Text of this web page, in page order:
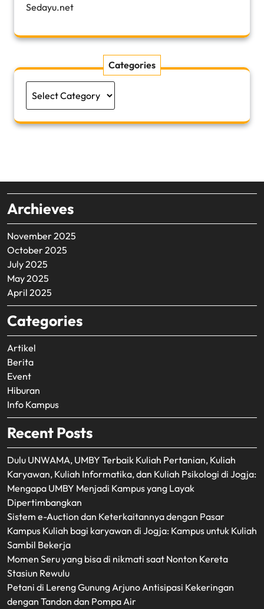
Sedayu.net
Categories
Archieves
November 2025
October 2025
July 2025
May 2025
April 2025
Categories
Artikel
Berita
Event
Hiburan
Info Kampus
Recent Posts
Dulu UNWAMA, UMBY Terbaik Kuliah Pertanian, Kuliah
Karyawan, Kuliah Informatika, dan Kuliah Psikologi di Jogja:
Mengapa UMBY Menjadi Kampus yang Layak
Dipertimbangkan
Sistem e-Auction dan Keterkaitannya dengan Pasar
Kampus Kuliah bagi karyawan di Jogja: Kampus untuk Kuliah
Sambil Bekerja
Momen Seru yang bisa di nikmati saat Nonton Kereta
Stasiun Rewulu
Petani di Lereng Gunung Arjuno Antisipasi Kekeringan
dengan Tandon dan Pompa Air